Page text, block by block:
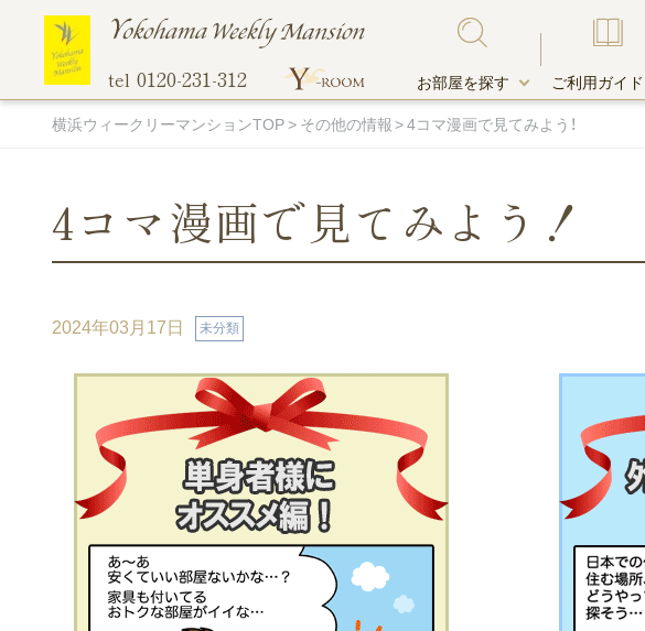
tel 0120-231-312 お部屋を探す ご利用ガイド
駐車場付き物件
間取りの広い部屋
バス・トイレ別
フィットネスジム付き
キャンペーン中
石川町エリア
マンスリー料金表 オンラインクレジットカード決済
法人研修・入居ご予約ご担当者様へ
トランクルーム
横浜ウィークリーマンションTOP その他の情報 4コマ漫画で見てみよう！
4コマ漫画で見てみよう！
2024年03月17日 未分類